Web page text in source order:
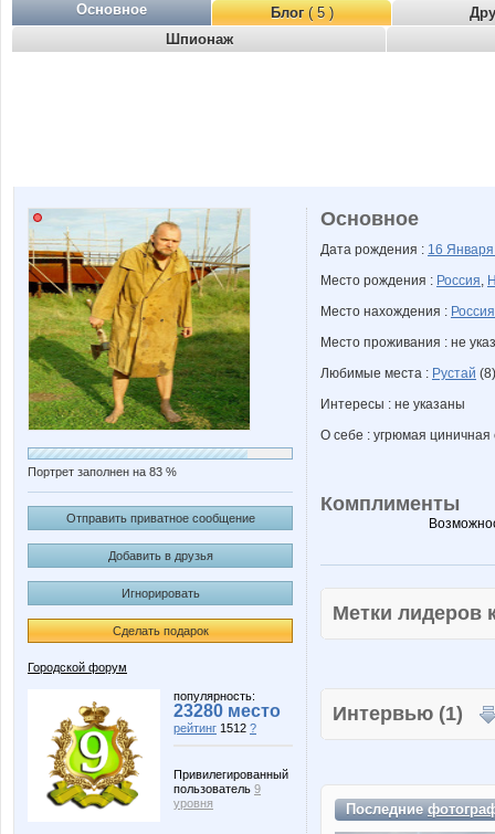
Основное Блог( 5 )
Шпионаж
Портрет заполнен на 83 %
Отправить приватное сообщение
Добавить в друзья
Игнорировать
Сделать подарок
Городской форум
популярность:
23280 место
рейтинг 1512 ?
Привилегированный
пользователь 9
уровня
Основное
Дата рождения : 16
Место рождения : Россия,
Место нахождения : Россия
Место проживания : не
Любимые места : Рустай (8)
Интересы : не указаны
О себе : угрюмая циничная
Комплименты
Метки
Интервью (1)
Последние